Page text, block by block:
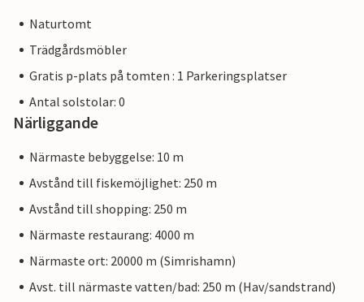
Naturtomt
Trädgårdsmöbler
Gratis p-plats på tomten : 1 Parkeringsplatser
Antal solstolar: 0
Närliggande
Närmaste bebyggelse: 10 m
Avstånd till fiskemöjlighet: 250 m
Avstånd till shopping: 250 m
Närmaste restaurang: 4000 m
Närmaste ort: 20000 m (Simrishamn)
Avst. till närmaste vatten/bad: 250 m (Hav/sandstrand)